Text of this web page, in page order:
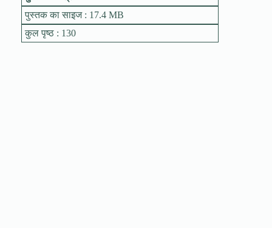
पुस्तक का साइज : 17.4 MB
कुल पृष्ठ : 130